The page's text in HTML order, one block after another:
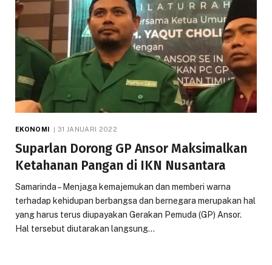
EKONOMI 31 JANUARI 2022
Suparlan Dorong GP Ansor Maksimalkan
Ketahanan Pangan di IKN Nusantara
Samarinda – Menjaga kemajemukan dan memberi warna
terhadap kehidupan berbangsa dan bernegara merupakan hal
yang harus terus diupayakan Gerakan Pemuda (GP) Ansor.
Hal tersebut diutarakan langsung…